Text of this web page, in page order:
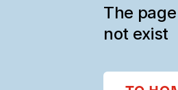
The
not exist